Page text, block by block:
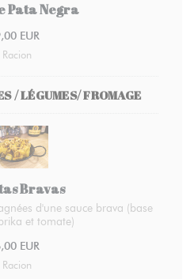
Pata Negra
EUR
Racion
/ LÉGUMES/ FROMAGE
Bravas
d'une sauce brava (base
et tomate)
EUR
Racion